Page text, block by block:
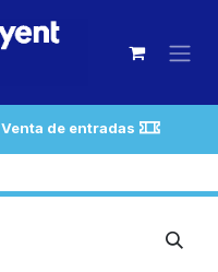
Venta de entradas